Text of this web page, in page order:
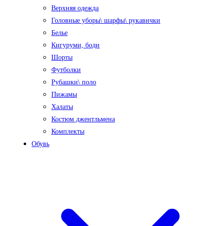
Верхняя одежда
Головные уборы\ шарфы\ рукавички
Белье
Кигуруми, боди
Шорты
Футболки
Рубашки\ поло
Пижамы
Халаты
Костюм джентльмена
Комплекты
Обувь